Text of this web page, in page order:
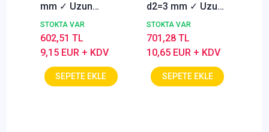
mm ✓ Uzun
Karbür Freze ucu,
Z=3, Alu
Frezeleme ucu,
polısajlı ekstra
uzun
STOKTA VAR
9,15 EUR + KDV
602,51 TL
d2=3 mm ✓ Uzun
Karbür Freze ucu,
Z=3, Alu
Frezeleme ucu,
polısajlı ekstra
uzun
STOKTA VAR
10,65 EUR + KDV
701,28 TL